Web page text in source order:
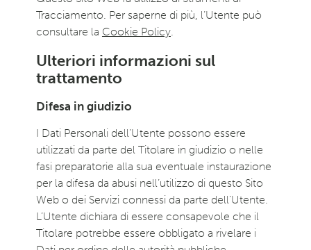
Tracciamento. Per saperne di più, l’Utente può
consultare la Cookie Policy.
Ulteriori informazioni sul
trattamento
Difesa in giudizio
I Dati Personali dell’Utente possono essere
utilizzati da parte del Titolare in giudizio o nelle
fasi preparatorie alla sua eventuale instaurazione
per la difesa da abusi nell’utilizzo di questo Sito
Web o dei Servizi connessi da parte dell’Utente.
L’Utente dichiara di essere consapevole che il
Titolare potrebbe essere obbligato a rivelare i